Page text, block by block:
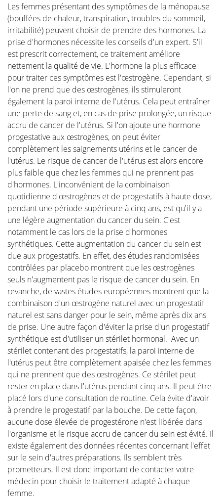
Vêtements et lingerie
Nutrition et sport
Peau, ongles et cheveux
Psychologie
Les femmes présentant des symptômes de la ménopause
(bouffées de chaleur, transpiration, troubles du sommeil,
irritabilité) peuvent choisir de prendre des hormones. La
prise d'hormones nécessite les conseils d'un expert. S'il
est prescrit correctement, ce traitement améliore
nettement la qualité de vie. L'hormone la plus efficace
pour traiter ces symptômes est l'œstrogène. Cependant, si
l'on ne prend que des œstrogènes, ils stimuleront
également la paroi interne de l'utérus. Cela peut entraîner
une perte de sang et, en cas de prise prolongée, un risque
accru de cancer de l'utérus. Si l'on ajoute une hormone
progestative aux œstrogènes, on peut éviter
complètement les saignements utérins et le cancer de
l'utérus. Le risque de cancer de l'utérus est alors encore
plus faible que chez les femmes qui ne prennent pas
d'hormones. L'inconvénient de la combinaison
quotidienne d'œstrogènes et de progestatifs à haute dose,
pendant une période supérieure à cinq ans, est qu'il y a
une légère augmentation du cancer du sein. C'est
notamment le cas lors de la prise d'hormones
synthétiques. Cette augmentation du cancer du sein est
due aux progestatifs. En effet, des études randomisées
contrôlées par placebo montrent que les œstrogènes
seuls n'augmentent pas le risque de cancer du sein. En
revanche, de vastes études européennes montrent que la
combinaison d'un œstrogène naturel avec un progestatif
naturel est sans danger pour le sein, même après dix ans
de prise. Une autre façon d'éviter la prise d'un progestatif
synthétique est d'utiliser un stérilet hormonal. Avec un
stérilet contenant des progestatifs, la paroi interne de
l'utérus peut être complètement apaisée chez les femmes
qui ne prennent que des œstrogènes. Ce stérilet peut
rester en place dans l'utérus pendant cinq ans. Il peut être
placé lors d'une consultation de routine. Cela évite d'avoir
à prendre le progestatif par la bouche. De cette façon,
aucune dose élevée de progestérone n'est libérée dans
l'organisme et le risque accru de cancer du sein est évité. Il
existe également des données récentes concernant l'effet
sur le sein d'autres préparations. Ils semblent très
prometteurs. Il est donc important de contacter votre
médecin pour choisir le traitement adapté à chaque
femme.